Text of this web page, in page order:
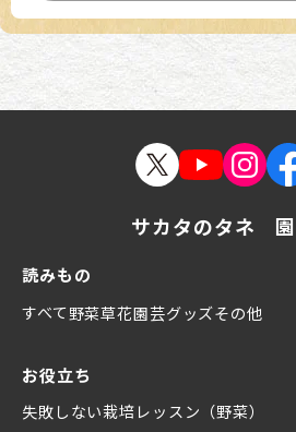
サカタのタネ
読みもの
すべて野菜草花園芸グッズその他
お役立ち
失敗しない栽培レッスン（野菜）